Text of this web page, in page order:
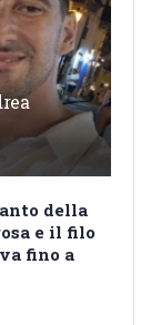
della
e il filo
fino a